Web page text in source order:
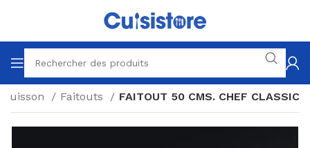
Cuisson Faitouts FAITOUT 50 CMS. CHEF CLASSIC